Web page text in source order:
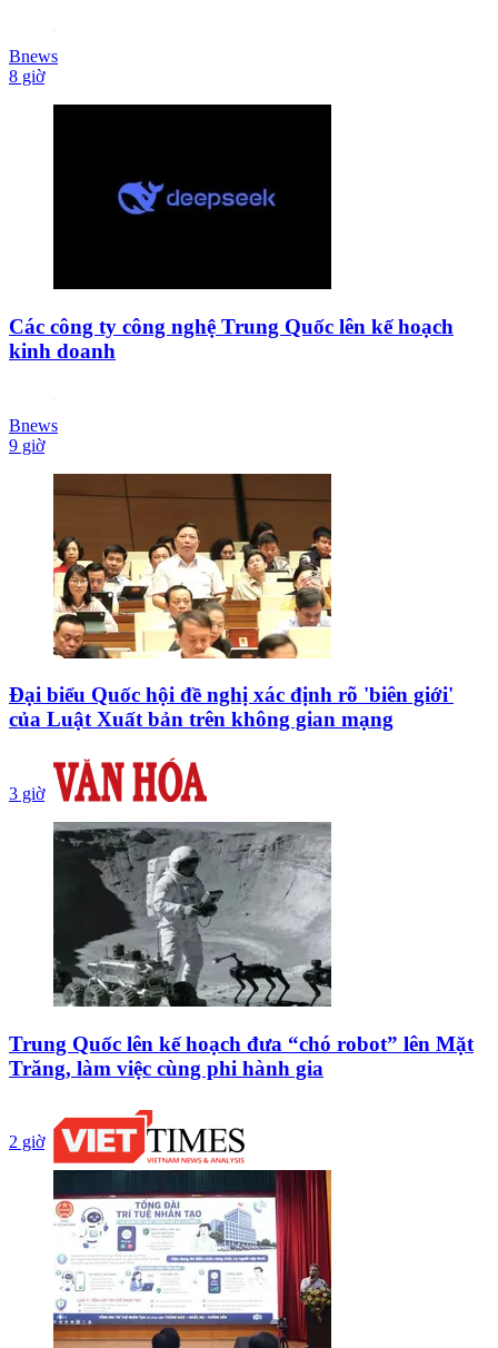
Bnews
8 giờ
Các công ty công nghệ Trung Quốc lên kế hoạch
kinh doanh
Bnews
9 giờ
Đại biểu Quốc hội đề nghị xác định rõ 'biên giới'
của Luật Xuất bản trên không gian mạng
3 giờ
Trung Quốc lên kế hoạch đưa “chó robot” lên Mặt
Trăng, làm việc cùng phi hành gia
2 giờ